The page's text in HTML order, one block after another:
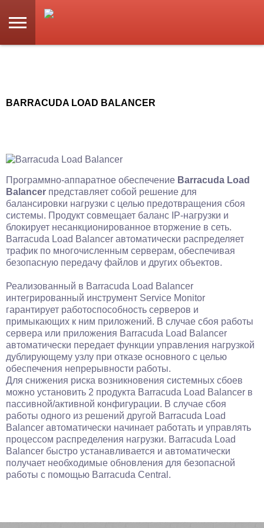
BARRACUDA LOAD BALANCER
Программно-аппаратное обеспечение Barracuda Load
Balancer представляет собой решение для
балансировки нагрузки с целью предотвращения сбоя
системы. Продукт совмещает баланс IP-нагрузки и
блокирует несанкционированное вторжение в сеть.
Barracuda Load Balancer автоматически распределяет
трафик по многочисленным серверам, обеспечивая
безопасную передачу файлов и других объектов.
Реализованный в Barracuda Load Balancer
интегрированный инструмент Service Monitor
гарантирует работоспособность серверов и
примыкающих к ним приложений. В случае сбоя работы
сервера или приложения Barracuda Load Balancer
автоматически передает функции управления нагрузкой
дублирующему узлу при отказе основного с целью
обеспечения непрерывности работы.
Для снижения риска возникновения системных сбоев
можно установить 2 продукта Barracuda Load Balancer в
пассивной/активной конфигурации. В случае сбоя
работы одного из решений другой Barracuda Load
Balancer автоматически начинает работать и управлять
процессом распределения нагрузки. Barracuda Load
Balancer быстро устанавливается и автоматически
получает необходимые обновления для безопасной
работы с помощью Barracuda Central.